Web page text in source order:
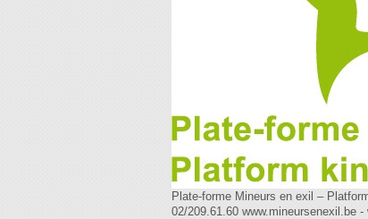
Plate-forme Mineurs en exil – Platform Kinderen op de vlucht Rue du marché aux poulets – Kiekenmarkt, 30 1000 Bruxelles – Brussel Tél. : 02/210.94.91. Fax : 02/209.61.60 www.mineursenexil.be - www.kinderenopdevlucht.be DETENTIE VAN KINDEREN IN GEZINNEN IN BELGIE: ANALYSE VAN DE THEORIE EN DE PRAKTIJK Dit rapport kwam tot stand in de werkgroep Detentie van het Platform Kinderen op de Vlucht. Binnen deze werkgroep volgen de leden van het Platform de actualiteit op ten opzichte van detentie van minderjarigen, of ze nu begeleid zijn of niet. Het Platform zelf is een tweetalig, nationaal netwerk van 38 organisaties die werken rond gezinnen met minderjarige kinderen in precair of irregulier verblijf en niet-begeleide minderjarige vreemdelingen. Voor meer informatie bezoek www.kinderenopdevlucht.be. Auteur: Laetitia Van der Vennet, Platform Kinderen op de Vlucht Met dank aan: Elisabeth Razesberger en Helga Corvers, Jesuit Refugee Service Belgium, en de leden van de werkgroep Detentie. Gelieve als volgt naar dit rapport te refereren: Van der Vennet Laetitia, 2015, Detentie van kinderen in gezinnen in belgie: analyse van de theorie en de praktijk, Platform Kinderen op de Vlucht 0. VERKLARENDE TERMENLIJST Als hulp lijsten we hieronder enkele termen op die veelvuldig gebruikt worden in het rapport, maar mogelijks niet algemeen gekend zijn. De termen zijn alfabetisch gerangschikt. - Dienst Vreemdelingenzaken (DVZ): Belgische overheidsadministratie die de migratiestromen moet beheren. Dit omarmt zowel de toeristenvisa, als de registratie van de asielaanvragen als het uitvaardigen en opvolgen van bevelen om het grondgebied te verlaten. Zie http://dofi.ibz.be voor meer informatie. - Fedasil: Het federaal agentschap voor de opvang van asielzoekers, een instelling van openbaar nut, is verantwoordelijk voor de opvang van asielzoekers en andere doelgroepen en coördineert de verschillende vrijwilligeterugkeerprogramma's. Zie www.fedasil.be voor meer informatie. - Luchtvaartpolitie: De federale luchtvaartpolitie staat hoofdzakelijk in voor de (Schengen)grenscontrole in al haar aspecten, m.n. in Schengengrensposten in luchthavens. Dit omvat ook de uitvoering van de gedwongen terugkeer. Zie www.politie.be voor meer informatie. - Politie: De politie arresteert ook mensen zonder wettig verblijf in hun woning op vraag van Dienst Vreemdelingenzaken